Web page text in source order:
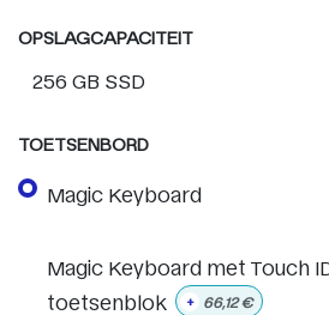
OPSLAGCAPACITEIT
TOETSENBORD
Magic Keyboard
Magic Keyboard met Touch
toetsenblok
+ 66,12€